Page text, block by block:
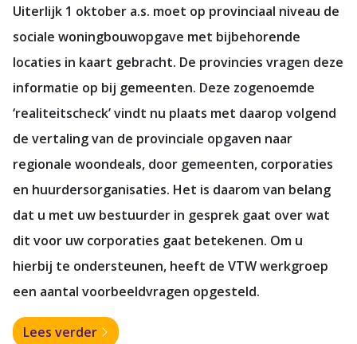
Uiterlijk 1 oktober a.s. moet op provinciaal niveau de
sociale woningbouwopgave met bijbehorende
locaties in kaart gebracht. De provincies vragen deze
informatie op bij gemeenten. Deze zogenoemde
‘realiteitscheck’ vindt nu plaats met daarop volgend
de vertaling van de provinciale opgaven naar
regionale woondeals, door gemeenten, corporaties
en huurdersorganisaties. Het is daarom van belang
dat u met uw bestuurder in gesprek gaat over wat
dit voor uw corporaties gaat betekenen. Om u
hierbij te ondersteunen, heeft de VTW werkgroep
een aantal voorbeeldvragen opgesteld.
Lees verder